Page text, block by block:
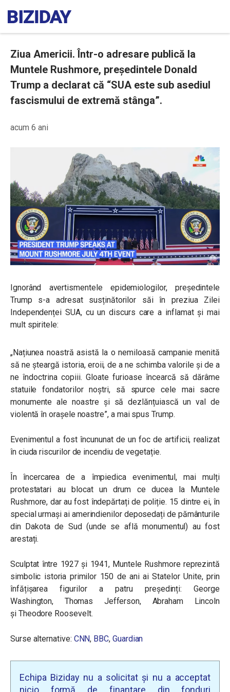
Ziua Americii. Într-o adresare publică la
Muntele Rushmore, președintele Donald
Trump a declarat că “SUA este sub asediul
fascismului de extremă stânga”.
acum 6 ani
Ignorând avertismentele epidemiologilor, președintele
Trump s-a adresat susținătorilor săi în preziua Zilei
Independenței SUA, cu un discurs care a inflamat și mai
mult spiritele:
„Națiunea noastră asistă la o nemiloasă campanie menită
să ne șteargă istoria, eroii, de a ne schimba valorile și de a
ne îndoctrina copiii. Gloate furioase încearcă să dărâme
statuile fondatorilor noștri, să spurce cele mai sacre
monumente ale noastre și să dezlănțuiască un val de
violentă în orașele noastre”, a mai spus Trump.
Evenimentul a fost încununat de un foc de artificii, realizat
în ciuda riscurilor de incendiu de vegetație.
În încercarea de a împiedica evenimentul, mai mulți
protestatari au blocat un drum ce ducea la Muntele
Rushmore, dar au fost îndepărtați de poliție. 15 dintre ei, în
special urmași ai amerindienilor deposedați de pământurile
din Dakota de Sud (unde se află monumentul) au fost
arestați.
Sculptat între 1927 și 1941, Muntele Rushmore reprezintă
simbolic istoria primilor 150 de ani ai Statelor Unite, prin
înfățișarea figurilor a patru președinți: George
Washington, Thomas Jefferson, Abraham Lincoln
și Theodore Roosevelt.
Surse alternative: CNN, BBC, Guardian
Echipa Biziday nu a solicitat și nu a acceptat